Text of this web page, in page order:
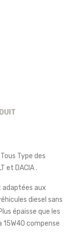
Type des
et DACIA .
adaptées aux
diesel sans
épaisse que les
compense